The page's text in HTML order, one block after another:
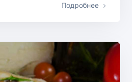
Подробнее